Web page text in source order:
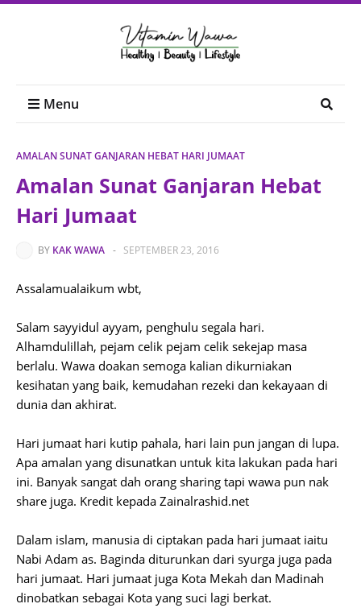
Menu
AMALAN SUNAT GANJARAN HEBAT HARI JUMAAT
Amalan Sunat Ganjaran Hebat
Hari Jumaat
BY KAK WAWA - SEPTEMBER 23, 2016
Assalamualaikum wbt,
Salam sayyidul ayyam, penghulu segala hari.
Alhamdulillah, pejam celik pejam celik sekejap masa
berlalu. Wawa doakan semoga kalian dikurniakan
kesihatan yang baik, kemudahan rezeki dan kekayaan di
dunia dan akhirat.
Hari jumaat hari kutip pahala, hari lain pun jangan di lupa.
Apa amalan yang disunatkan untuk kita lakukan pada hari
ini. Banyak sangat dah orang sharing tapi wawa pun nak
share juga. Kredit kepada Zainalrashid.net
Dalam islam, manusia di ciptakan pada hari jumaat iaitu
Nabi Adam as. Baginda diturunkan dari syurga juga pada
hari jumaat. Hari jumaat juga Kota Mekah dan Madinah
dinobatkan sebagai Kota yang suci lagi berkat.